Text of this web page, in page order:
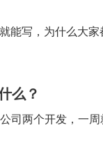
能写，为什么大家
么？
司两个开发，一